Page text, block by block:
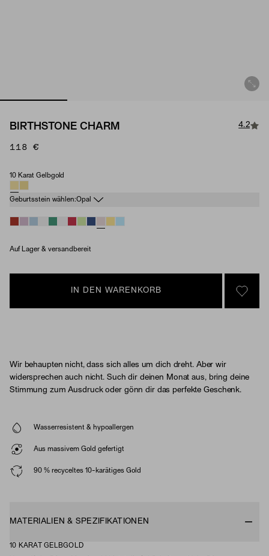
BIRTHSTONE CHARM 4.2
118 €
Material
10 Karat Gelbgold
Geburtsstein
Geburtsstein wählen:Opal
Auf Lager & versandbereit
IN DEN WARENKORB
SIGN
Wir behaupten nicht, dass sich alles um dich dreht. Aber wir
widersprechen auch nicht. Such dir deinen Monat aus, bring deine
Stimmung zum Ausdruck oder gönn dir das perfekte Geschenk.
Wasserresistent & hypoallergen
Aus massivem Gold gefertigt
90 % recyceltes 10-karätiges Gold
MATERIALIEN & SPEZIFIKATIONEN
10 KARAT GELBGOLD